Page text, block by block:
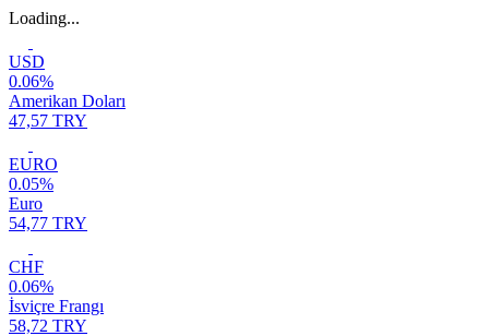
Loading...
USD
0.06%
Amerikan Doları
47,57 TRY
EURO
0.05%
Euro
54,77 TRY
CHF
0.06%
İsviçre Frangı
58,72 TRY